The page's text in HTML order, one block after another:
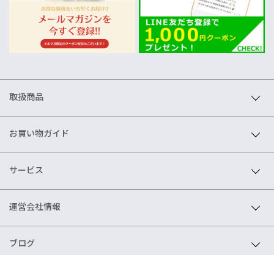
取扱商品
お買い物ガイド
サービス
運営会社情報
ブログ